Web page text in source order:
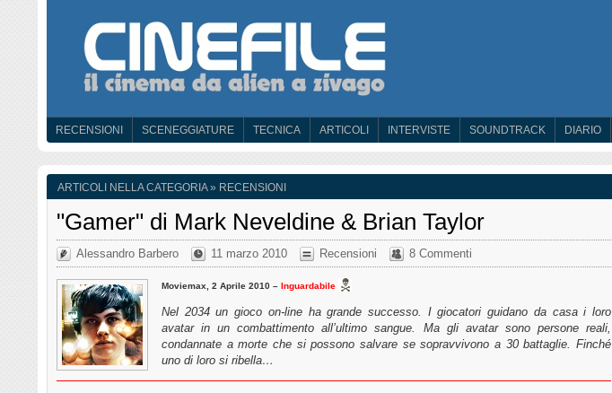
RECENSIONI SCENEGGIATURE TECNICA ARTICOLI INTERVISTE SOUNDTRACK DIARIO
ARTICOLI NELLA CATEGORIA » RECENSIONI
"Gamer" di Mark Neveldine & Brian Taylor
Alessandro Barbero 11 marzo 2010 Recensioni 8 Commenti
Moviemax, 2 Aprile 2010 – Inguardabile
Nel 2034 un gioco on-line ha grande successo. I giocatori guidano da casa i loro
avatar in un combattimento all’ultimo sangue. Ma gli avatar sono persone reali,
condannate a morte che si possono salvare se sopravvivono a 30 battaglie. Finché
uno di loro si ribella…